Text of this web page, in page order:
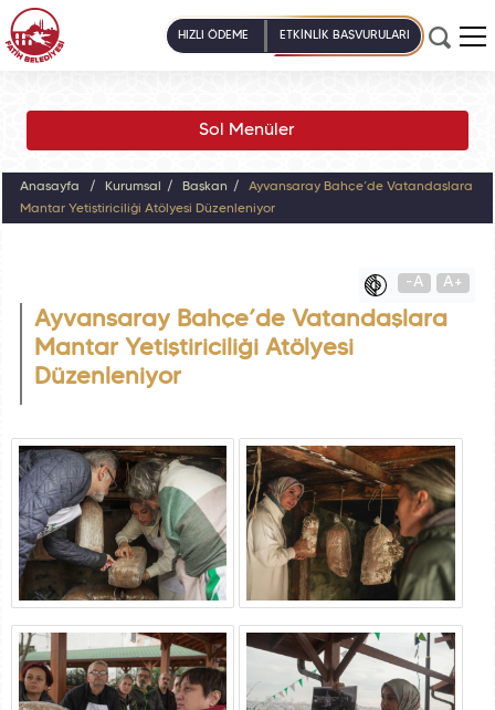
HIZLI ÖDEME ETKİNLİK BAŞVURULARI
Sol Menüler
Anasayfa Kurumsal Başkan
Ayvansaray Bahçe’de Vatandaşlara
Mantar Yetiştiriciliği Atölyesi Düzenleniyor
-A A+
Ayvansaray Bahçe’de Vatandaşlara
Mantar Yetiştiriciliği Atölyesi
Düzenleniyor